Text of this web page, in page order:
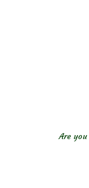
Are